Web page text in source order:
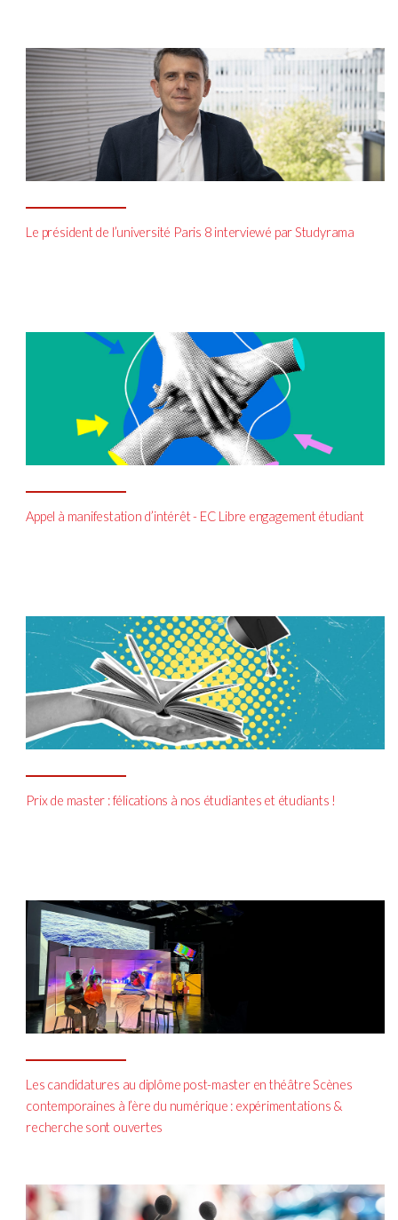
Le président de l’université Paris 8 interviewé par Studyrama
Appel à manifestation d’intérêt - EC Libre engagement étudiant
Prix de master : félications à nos étudiantes et étudiants !
Les candidatures au diplôme post-master en théâtre Scènes
contemporaines à l’ère du numérique : expérimentations &
recherche sont ouvertes